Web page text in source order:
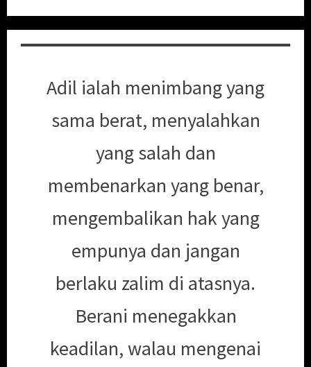
Adil ialah menimbang yang
sama berat, menyalahkan
yang salah dan
membenarkan yang benar,
mengembalikan hak yang
empunya dan jangan
berlaku zalim di atasnya.
Berani menegakkan
keadilan, walau mengenai